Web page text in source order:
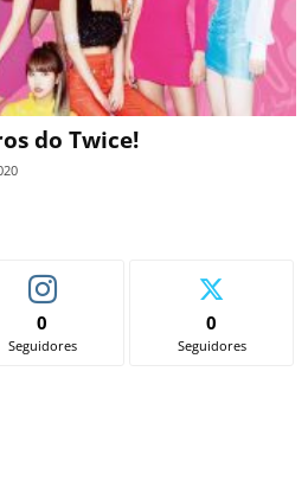
do Twice!
0
Seguidores
0
Seguidores